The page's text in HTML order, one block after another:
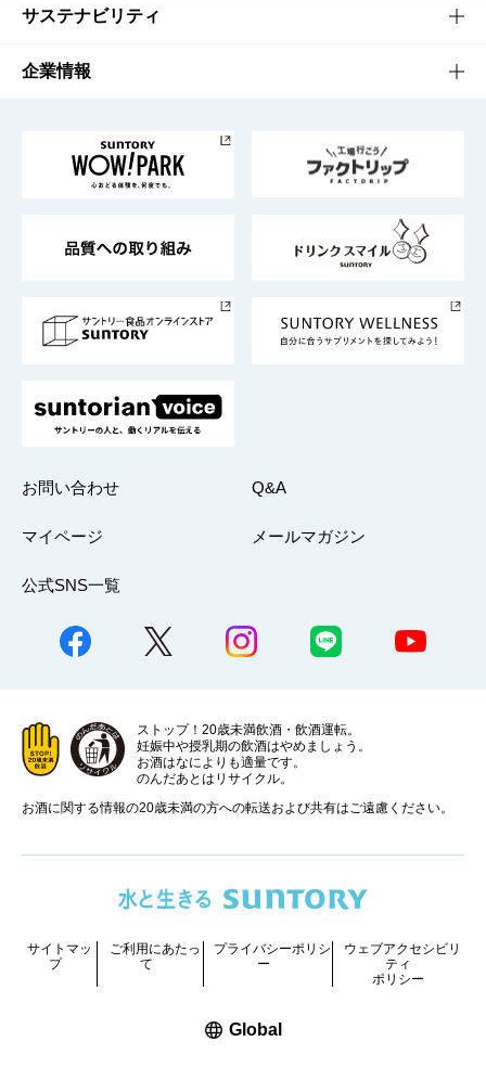
商品発売情報
栄養成分一覧
キャンペーン
工場見学
地域情報
文化・スポーツTOP
サントリーホール
サントリーサンバーズ大阪
サステナビリティ
サステナビリティTOP
サントリーが考えるサステナビリティ経営
企業情報
企業概要
採用情報
お問い合わせ Q&A
マイページ メールマガジン
公式SNS一覧
ストップ！20歳未満飲酒・飲酒運転。
妊娠中や授乳期の飲酒はやめましょう。
お酒はなによりも適量です。
のんだあとはリサイクル。
お酒に関する情報の20歳未満の方への転送および共有はご遠慮ください。
サイトマッ
プ
ご利用にあたっ
て
プライバシーポリシ
ー
ウェブアクセシビリ
ティ
ポリシー
Global新しいウィンドウで開く